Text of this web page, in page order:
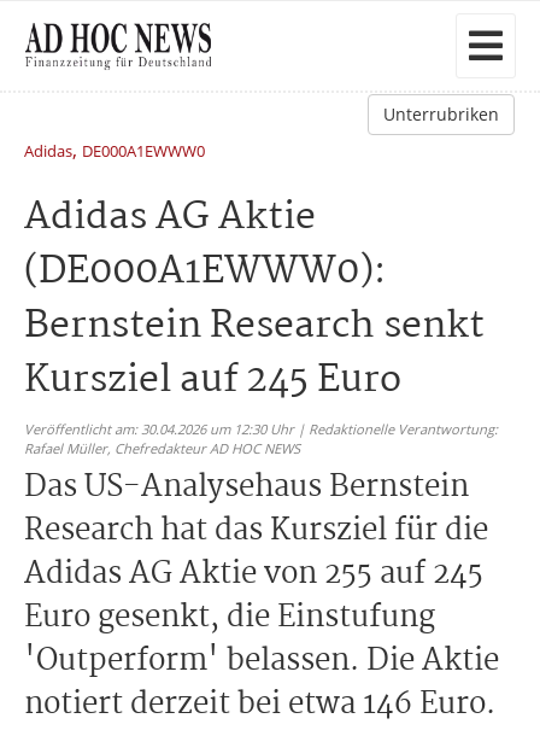
Unterrubriken
Adidas, DE000A1EWWW0
Adidas AG Aktie
(DE000A1EWWW0):
Bernstein Research senkt
Kursziel auf 245 Euro
Veröffentlicht am: 30.04.2026 um 12:30 Uhr | Redaktionelle Verantwortung:
Rafael Müller, Chefredakteur AD HOC NEWS
Das US-Analysehaus Bernstein
Research hat das Kursziel für die
Adidas AG Aktie von 255 auf 245
Euro gesenkt, die Einstufung
'Outperform' belassen. Die Aktie
notiert derzeit bei etwa 146 Euro.